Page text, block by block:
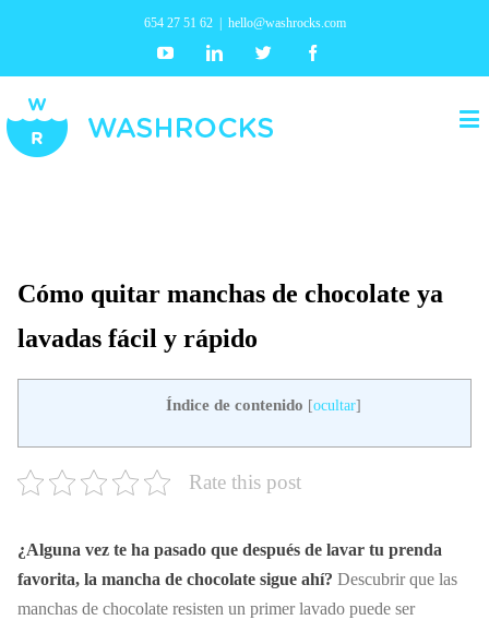
654 27 51 62 hello@washrocks.com
YoutubeLinkedin Twitter
Cómo quitar manchas de chocolate ya
lavadas fácil y rápido
Índice de contenido [ocultar]
Rate this post
¿Alguna vez te ha pasado que después de lavar tu prenda
favorita, la mancha de chocolate sigue ahí? Descubrir que las
manchas de chocolate resisten un primer lavado puede ser